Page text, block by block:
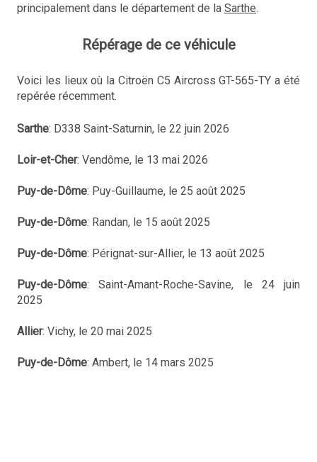
principalement dans le département de la Sarthe.
Répérage de ce véhicule
Voici les lieux où la Citroën C5 Aircross GT-565-TY a été
repérée récemment.
Sarthe: D338 Saint-Saturnin, le 22 juin 2026
Loir-et-Cher: Vendôme, le 13 mai 2026
Puy-de-Dôme: Puy-Guillaume, le 25 août 2025
Puy-de-Dôme: Randan, le 15 août 2025
Puy-de-Dôme: Pérignat-sur-Allier, le 13 août 2025
Puy-de-Dôme: Saint-Amant-Roche-Savine, le 24 juin
2025
Allier: Vichy, le 20 mai 2025
Puy-de-Dôme: Ambert, le 14 mars 2025